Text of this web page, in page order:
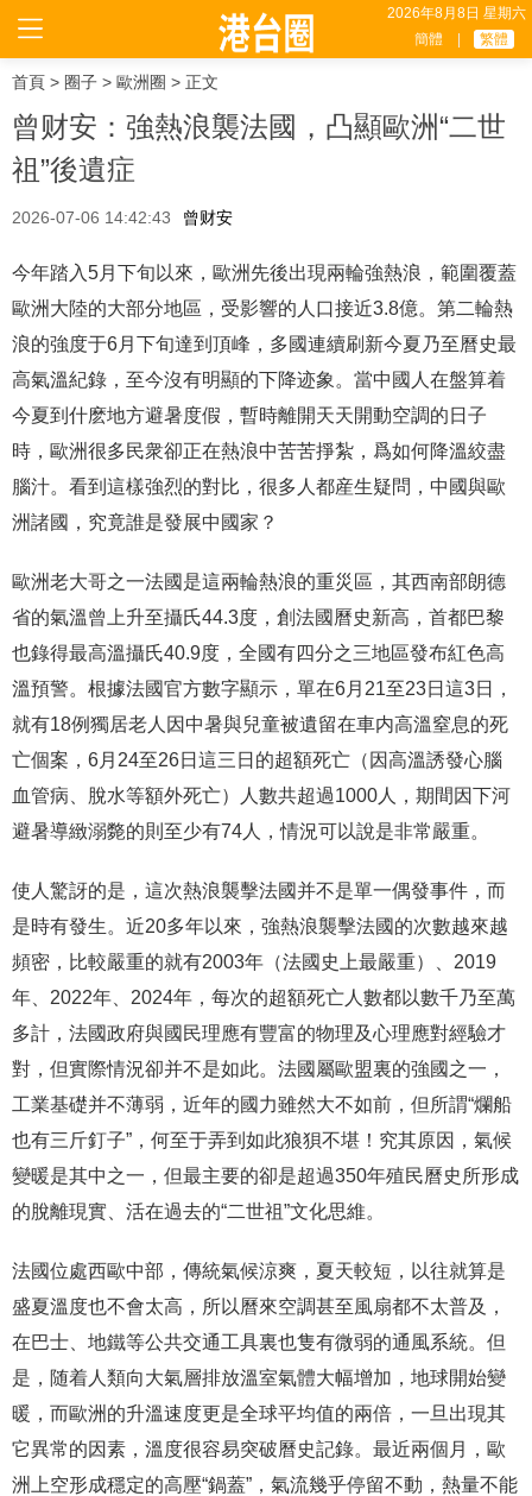
2026年8月8日 星期六
簡體
繁體
首頁 > 圈子 > 歐洲圈 > 正文
曾财安：強熱浪襲法國，凸顯歐洲“二世
祖”後遺症
2026-07-06 14:42:43 曾财安
今年踏入5月下旬以來，歐洲先後出現兩輪強熱浪，範圍覆蓋
歐洲大陸的大部分地區，受影響的人口接近3.8億。第二輪熱
浪的強度于6月下旬達到頂峰，多國連續刷新今夏乃至曆史最
高氣溫紀錄，至今沒有明顯的下降迹象。當中國人在盤算着
今夏到什麽地方避暑度假，暫時離開天天開動空調的日子
時，歐洲很多民衆卻正在熱浪中苦苦掙紮，爲如何降溫絞盡
腦汁。看到這樣強烈的對比，很多人都産生疑問，中國與歐
洲諸國，究竟誰是發展中國家？
歐洲老大哥之一法國是這兩輪熱浪的重災區，其西南部朗德
省的氣溫曾上升至攝氏44.3度，創法國曆史新高，首都巴黎
也錄得最高溫攝氏40.9度，全國有四分之三地區發布紅色高
溫預警。根據法國官方數字顯示，單在6月21至23日這3日，
就有18例獨居老人因中暑與兒童被遺留在車内高溫窒息的死
亡個案，6月24至26日這三日的超額死亡（因高溫誘發心腦
血管病、脫水等額外死亡）人數共超過1000人，期間因下河
避暑導緻溺斃的則至少有74人，情況可以說是非常嚴重。
使人驚訝的是，這次熱浪襲擊法國并不是單一偶發事件，而
是時有發生。近20多年以來，強熱浪襲擊法國的次數越來越
頻密，比較嚴重的就有2003年（法國史上最嚴重）、2019
年、2022年、2024年，每次的超額死亡人數都以數千乃至萬
多計，法國政府與國民理應有豐富的物理及心理應對經驗才
對，但實際情況卻并不是如此。法國屬歐盟裏的強國之一，
工業基礎并不薄弱，近年的國力雖然大不如前，但所謂“爛船
也有三斤釘子”，何至于弄到如此狼狽不堪！究其原因，氣候
變暖是其中之一，但最主要的卻是超過350年殖民曆史所形成
的脫離現實、活在過去的“二世祖”文化思維。
法國位處西歐中部，傳統氣候涼爽，夏天較短，以往就算是
盛夏溫度也不會太高，所以曆來空調甚至風扇都不太普及，
在巴士、地鐵等公共交通工具裏也隻有微弱的通風系統。但
是，随着人類向大氣層排放溫室氣體大幅增加，地球開始變
暖，而歐洲的升溫速度更是全球平均值的兩倍，一旦出現其
它異常的因素，溫度很容易突破曆史記錄。最近兩個月，歐
洲上空形成穩定的高壓“鍋蓋”，氣流幾乎停留不動，熱量不能